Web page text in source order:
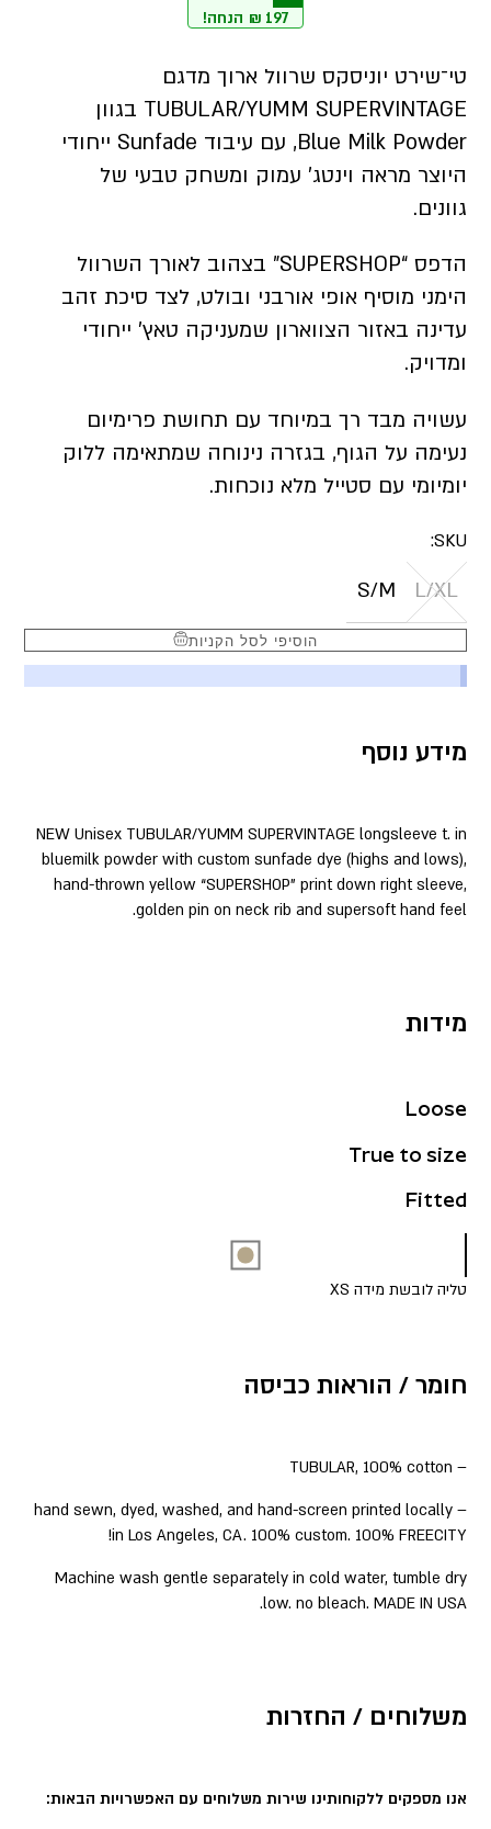
985 ₪.
788 ₪.
197
₪ הנחה!
טי־שירט יוניסקס שרוול ארוך מדגם
TUBULAR/YUMM SUPERVINTAGE בגוון
Blue Milk Powder, עם עיבוד Sunfade ייחודי
היוצר מראה וינטג’ עמוק ומשחק טבעי של
גוונים.
הדפס “SUPERSHOP” בצהוב לאורך השרוול
הימני מוסיף אופי אורבני ובולט, לצד סיכת זהב
עדינה באזור הצווארון שמעניקה טאץ’ ייחודי
ומדויק.
עשויה מבד רך במיוחד עם תחושת פרימיום
נעימה על הגוף, בגזרה נינוחה שמתאימה ללוק
יומיומי עם סטייל מלא נוכחות.
SKU:
L/XL
S/M
הוסיפי לסל הקניות
מידע נוסף
NEW Unisex TUBULAR/YUMM SUPERVINTAGE longsleeve t. in
bluemilk powder with custom sunfade dye (highs and lows),
hand-thrown yellow “SUPERSHOP” print down right sleeve,
golden pin on neck rib and supersoft hand feel.
מידות
Loose
True to size
Fitted
טליה לובשת מידה XS
חומר / הוראות כביסה
– TUBULAR, 100% cotton
– hand sewn, dyed, washed, and hand-screen printed locally
in Los Angeles, CA. 100% custom. 100% FREECITY!
Machine wash gentle separately in cold water, tumble dry
low. no bleach. MADE IN USA.
משלוחים / החזרות
אנו מספקים ללקוחותינו שירות משלוחים עם האפשרויות הבאות: